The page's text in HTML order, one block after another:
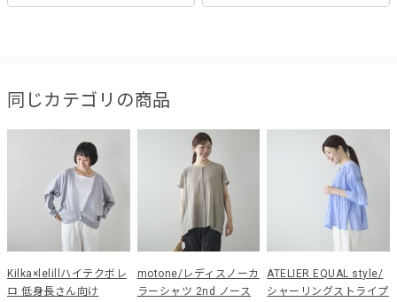
同じカテゴリの商品
Kilka×lelillハイテクボレ
ロ 低身長さん向け
motone/レディスノーカ
ラーシャツ 2nd ノース
ATELIER EQUAL style/
シャーリングストライプ